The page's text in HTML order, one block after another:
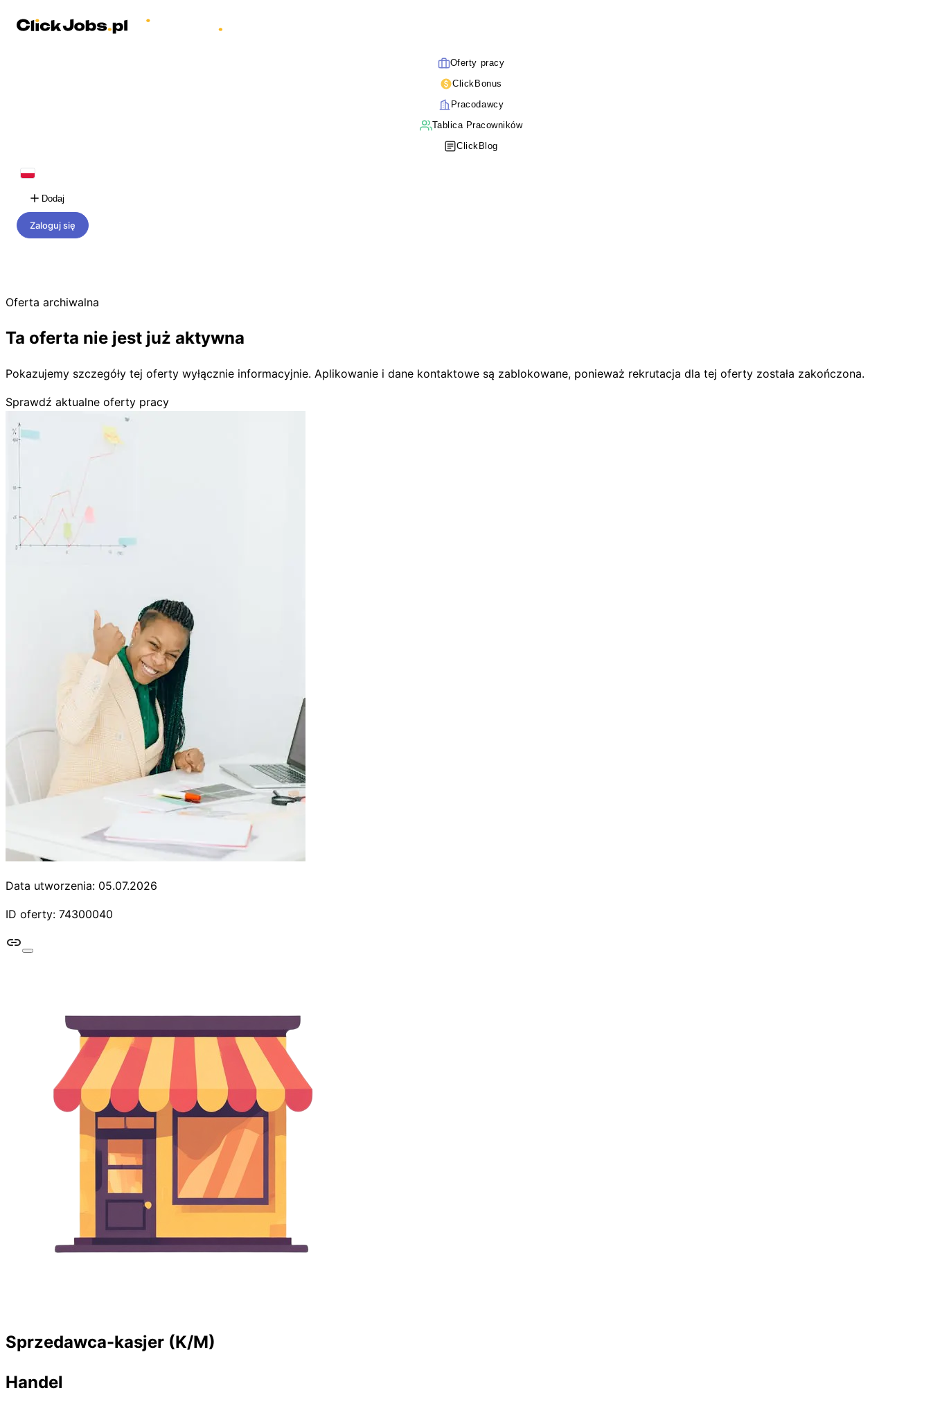
Oferty pracy
ClickBonus
Pracodawcy
Tablica Pracowników
ClickBlog
Dodaj
Zaloguj się
Oferta archiwalna
Ta oferta nie jest już aktywna
Pokazujemy szczegóły tej oferty wyłącznie informacyjnie. Aplikowanie i dane kontaktowe są zablokowane, ponieważ rekrutacja dla tej oferty została zakończona.
Sprawdź aktualne oferty pracy
Data utworzenia: 05.07.2026
ID oferty: 74300040
Sprzedawca-kasjer (K/M)
Handel